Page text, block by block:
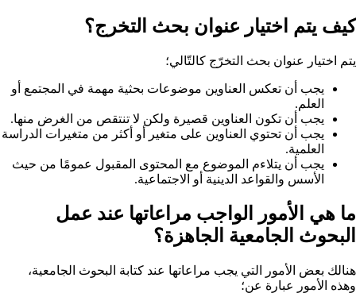
كيف يتم اختيار عنوان بحث التخرج؟
يتم اختيار عنوان بحث التخرّج كالتّالي؛
يجب أن تعكس العناوين موضوعات بحثية مهمة في المجتمع أو
العلم.
يجب أن تكون العناوين قصيرة ولكن لا تنتقص من الغرض منها.
يجب أن تحتوي العناوين على متغير أو أكثر من متغيرات الدراسة
العلمية.
يجب أن يتلاءم الموضوع مع المحتوى المقبول عمومًا من حيث
الأسس والقواعد الدينية أو الاجتماعية.
ما هي الأمور الواجب مراعاتها عند عمل
البحوث الجامعية الجاهزة؟
هنالك بعض الأمور التي يجب مراعاتها عند كتابة البحوث الجامعية،
وهذه الأمور عبارة عن؛